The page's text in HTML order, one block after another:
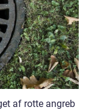
af rotte angreb